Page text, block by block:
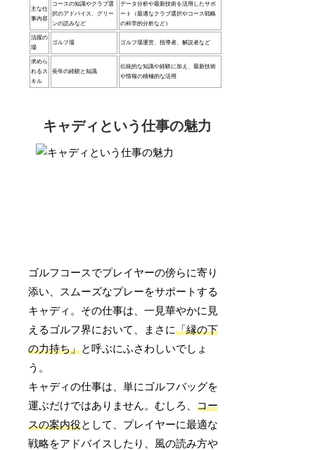
主な仕
事内容
コースの知識やクラブ選
択のアドバイス、グリー
ンの読みなど
データ分析や最新技術を活用したサポ
ート（最適なクラブ選択やコース戦略
の科学的分析など）
活躍の
場
ゴルフ場 ゴルフ場運営、指導者、解説者など
求めら
れるス
キル
長年の経験と知識
伝統的な知識や経験に加え、最新技術
や情報の積極的な活用
キャディという仕事の魅力
ゴルフコースでプレイヤーの傍らに寄り
添い、スムーズなプレーをサポートする
キャディ。その仕事は、一見華やかに見
えるゴルフ界において、まさに「縁の下
の力持ち」と呼ぶにふさわしいでしょ
う。
キャディの仕事は、単にゴルフバッグを
運ぶだけではありません。むしろ、コー
スの案内役として、プレイヤーに最適な
戦略をアドバイスしたり、風の読み方や